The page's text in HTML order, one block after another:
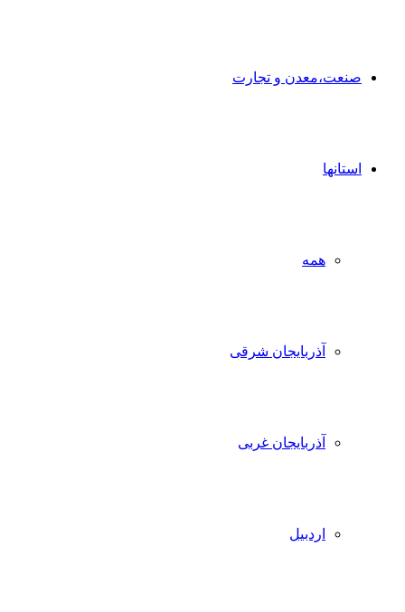
صنعت،معدن و تجارت
استانها
همه
آذربایجان شرقی
آذربایجان غربی
اردبیل